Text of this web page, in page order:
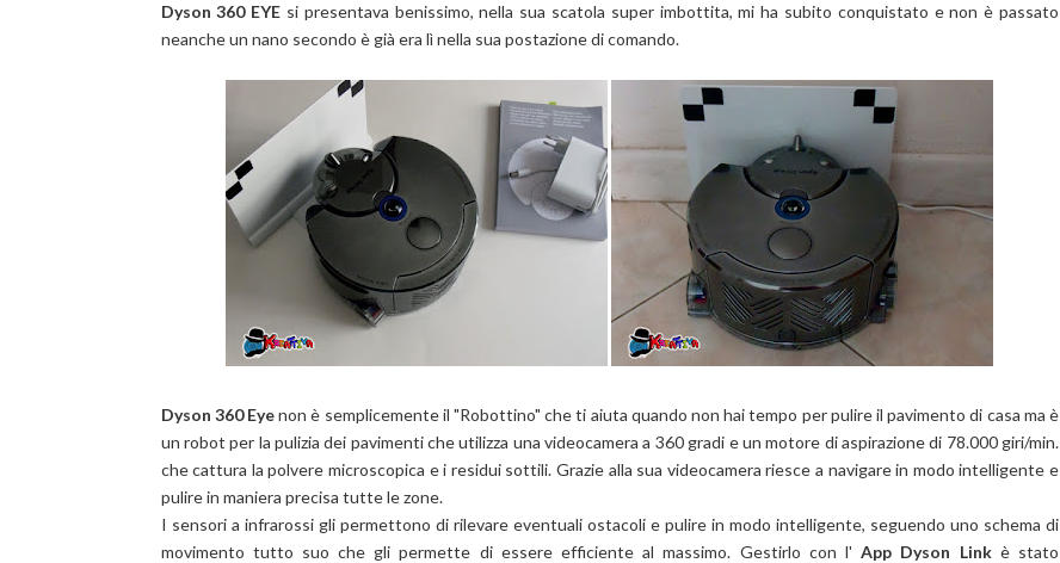
Dyson 360 EYE si presentava benissimo, nella sua scatola super imbottita, mi ha subito conquistato e non è passato
neanche un nano secondo è già era lì nella sua postazione di comando.
Dyson 360 Eyenon è semplicemente il "Robottino" che ti aiuta quando non hai tempo per pulire il pavimento di casa ma è
un robot per la pulizia dei pavimenti che utilizza una videocamera a 360 gradi e un motore di aspirazione di 78.000 giri/min.
che cattura la polvere microscopica e i residui sottili. Grazie alla sua videocamera riesce a navigare in modo intelligente e
pulire in maniera precisa tutte le zone.
I sensori a infrarossi gli permettono di rilevare eventuali ostacoli e pulire in modo intelligente, seguendo uno schema di
movimento tutto suo che gli permette di essere efficiente al massimo. Gestirlo con l'App Dyson Link è stato